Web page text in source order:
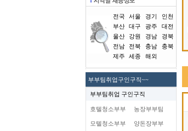
전국 서울 경기
인천
부산 대구 광주
대전
울산
강원 경남
경북
전남
전북 충남
충북
제주
세종 해외
부부팀취업구인구직~~
부부팀취업 구인구직
호텔청소부부 농장부부팀
모텔청소부부 양돈장부부